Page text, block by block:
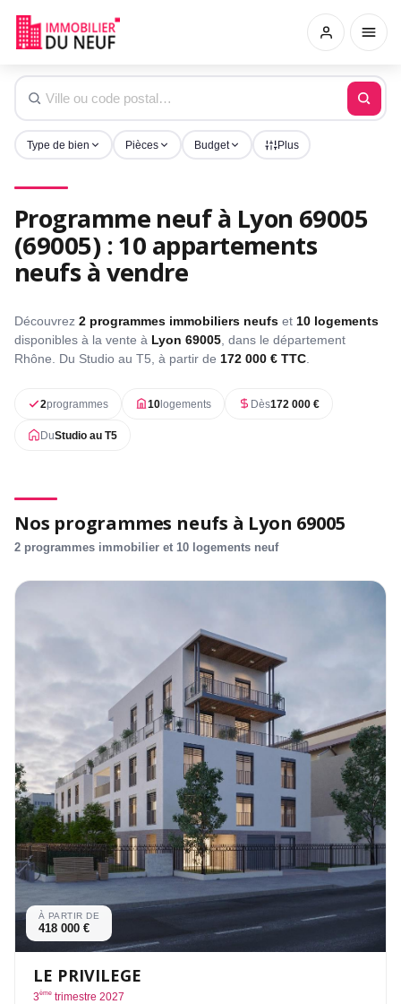
Type de bien Pièces Budget Plus
Programme neuf à Lyon 69005
(69005) : 10 appartements
neufs à vendre
Découvrez 2 programmes immobiliers neufs et 10 logements
disponibles à la vente à Lyon 69005 , dans le département
Rhône. Du Studio au T5, à partir de 172 000 € TTC
2programmes 10logements Dès172 000 €
DuStudio au T5
Nos programmes neufs à Lyon 69005
2 programmes immobilier et 10 logements neuf
À PARTIR DE
418 000 €
LE PRIVILEGE
3ème trimestre 2027